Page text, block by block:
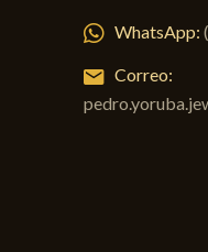
WhatsApp:
Correo: